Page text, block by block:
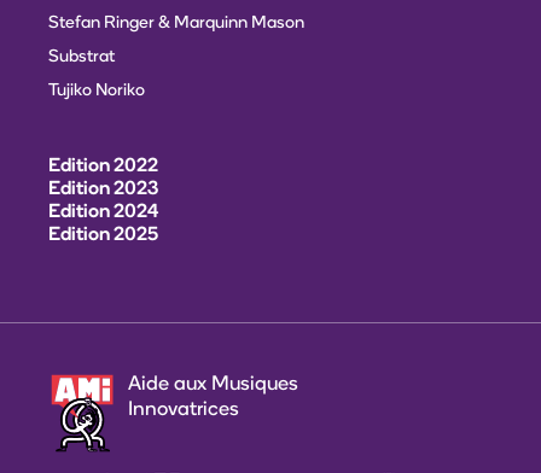
Stefan Ringer & Marquinn Mason
Substrat
Tujiko Noriko
Edition 2022
Edition 2023
Edition 2024
Edition 2025
Aide aux Musiques
Innovatrices